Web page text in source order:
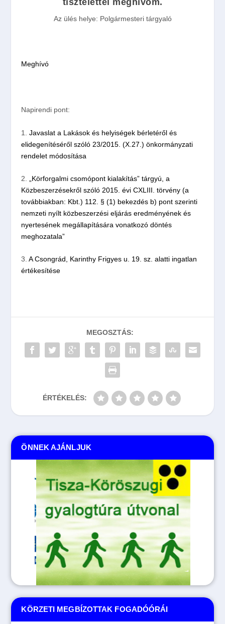
Az ülés helye: Polgármesteri tárgyaló
Meghívó
Napirendi pont:
1.Javaslat a Lakások és helyiségek bérletéről és
elidegenítéséről szóló 23/2015. (X.27.) önkormányzati
rendelet módosítása
2.
„Körforgalmi csomópont kialakítás” tárgyú, a
Közbeszerzésekről szóló 2015. évi CXLIII. törvény (a
továbbiakban: Kbt.) 112. § (1) bekezdés b) pont szerinti
nemzeti nyílt közbeszerzési eljárás eredményének és
nyertesének megállapítására vonatkozó döntés
meghozatala”
3.A Csongrád, Karinthy Frigyes u. 19. sz. alatti ingatlan
értékesítése
MEGOSZTÁS:
ÉRTÉKELÉS:
KÖRZETI MEGBÍZOTTAK FOGADÓÓRÁI
ÖNNEK AJÁNLJUK